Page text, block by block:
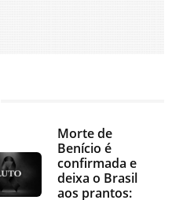
Morte de
Benício é
confirmada e
deixa o Brasil
aos prantos: